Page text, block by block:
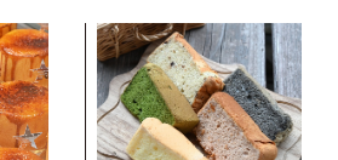
年
。店
フェスタ THE 武蔵小杉
with FIND LOCAL